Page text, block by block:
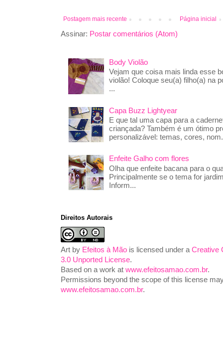
Postagem mais recente Página inicial
Assinar: Postar comentários (Atom)
Body Violão
Vejam que coisa mais linda esse
violão! Coloque seu(a) filho(a) na
...
Capa Buzz Lightyear
E que tal uma capa para a
criançada? Também é um ótimo
personalizável: temas, cores,
Enfeite Galho com flores
Olha que enfeite bacana para o
Principalmente se o tema for
Inform...
Direitos Autorais
Art by Efeitos à Mão is licensed under a Creative
3.0 Unported License.
Based on a work at www.efeitosamao.com.br.
Permissions beyond the scope of this license
www.efeitosamao.com.br.